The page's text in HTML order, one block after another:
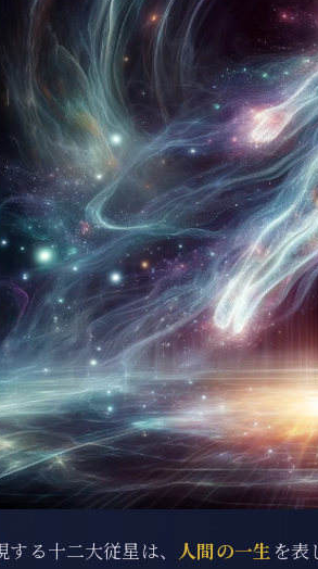
る十二大従星は、 人間の一生 を表